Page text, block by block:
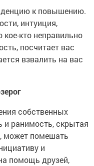
к повышению.
интуиция,
кто неправильно
посчитает вас
взвалить на вас
собственных
и ранимость, скрытая
может помешать
и
помощь друзей,